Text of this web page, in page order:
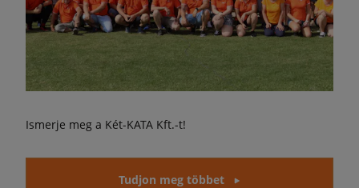
Ismerje meg a Két-KATA Kft.-t!
Tudjon meg többet